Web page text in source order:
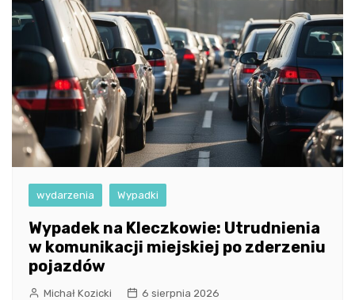
wydarzenia Wypadki
Wypadek na Kleczkowie: Utrudnienia
w komunikacji miejskiej po zderzeniu
pojazdów
Michał Kozicki 6 sierpnia 2026